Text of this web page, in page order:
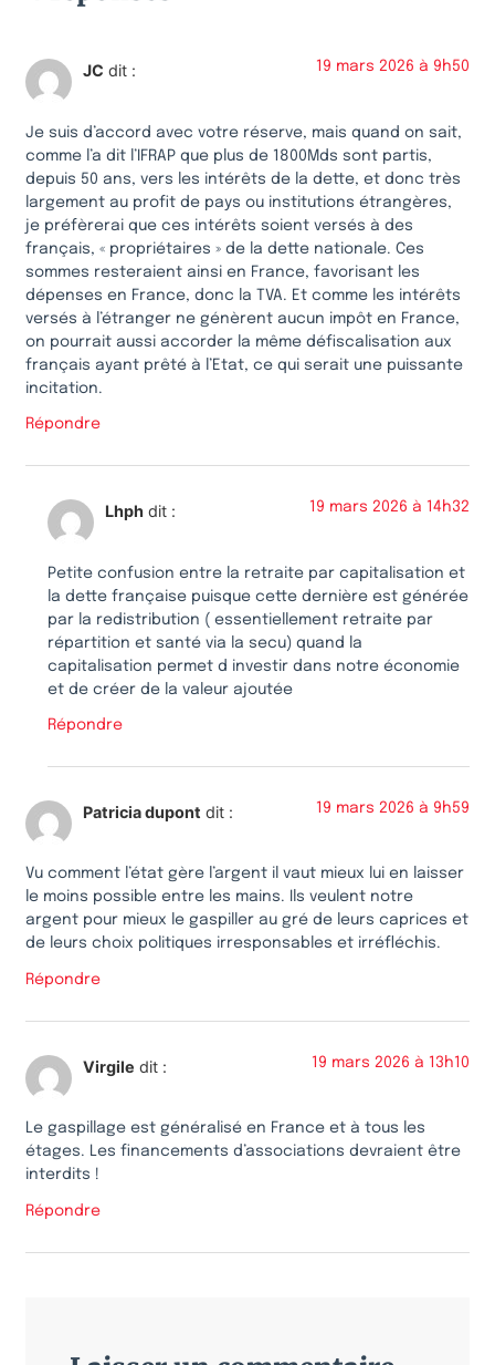
JC dit : 19 mars 2026 à 9h50
Je suis d’accord avec votre réserve, mais quand on sait,
comme l’a dit l’IFRAP que plus de 1800Mds sont partis,
depuis 50 ans, vers les intérêts de la dette, et donc très
largement au profit de pays ou institutions étrangères,
je préfèrerai que ces intérêts soient versés à des
français, « propriétaires » de la dette nationale. Ces
sommes resteraient ainsi en France, favorisant les
dépenses en France, donc la TVA. Et comme les intérêts
versés à l’étranger ne génèrent aucun impôt en France,
on pourrait aussi accorder la même défiscalisation aux
français ayant prêté à l’Etat, ce qui serait une puissante
incitation.
Répondre
Lhph dit : 19 mars 2026 à 14h32
Petite confusion entre la retraite par capitalisation et
la dette française puisque cette dernière est générée
par la redistribution ( essentiellement retraite par
répartition et santé via la secu) quand la
capitalisation permet d investir dans notre économie
et de créer de la valeur ajoutée
Répondre
Patricia dupont dit : 19 mars 2026 à 9h59
Vu comment l’état gère l’argent il vaut mieux lui en laisser
le moins possible entre les mains. Ils veulent notre
argent pour mieux le gaspiller au gré de leurs caprices et
de leurs choix politiques irresponsables et irréfléchis.
Répondre
Virgile dit : 19 mars 2026 à 13h10
Le gaspillage est généralisé en France et à tous les
étages. Les financements d’associations devraient être
interdits !
Répondre